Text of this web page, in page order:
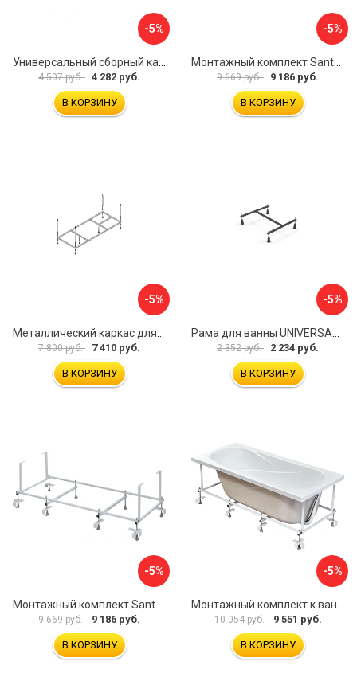
-5%
4 507 руб. 4 282 руб.
В КОРЗИНУ
-5%
9 669 руб. 9 186 руб.
В КОРЗИНУ
-5%
Металлический каркас для акриловой ванны Cezares EMP-170-70-MF-R
7 800 руб. 7 410 руб.
В КОРЗИНУ
-5%
Рама для ванны UNIVERSAL Cersanit K-RW-UNIVERSAL160-170
2 352 руб. 2 234 руб.
В КОРЗИНУ
-5%
9 669 руб. 9 186 руб.
В КОРЗИНУ
-5%
10 054 руб. 9 551 руб.
В КОРЗИНУ